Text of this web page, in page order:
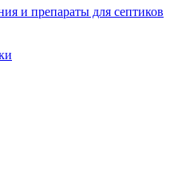
и препараты для септиков